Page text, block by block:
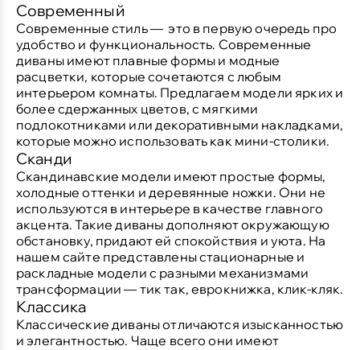
Современный
Современные стиль — это в первую очередь про
удобство и функциональность. Современные
диваны имеют плавные формы и модные
расцветки, которые сочетаются с любым
интерьером комнаты. Предлагаем модели ярких и
более сдержанных цветов, с мягкими
подлокотниками или декоративными накладками,
которые можно использовать как мини-столики.
Сканди
Скандинавские модели имеют простые формы,
холодные оттенки и деревянные ножки. Они не
используются в интерьере в качестве главного
акцента. Такие диваны дополняют окружающую
обстановку, придают ей спокойствия и уюта. На
нашем сайте представлены стационарные и
раскладные модели с разными механизмами
трансформации — тик так, еврокнижка, клик-кляк.
Классика
Классические диваны отличаются изысканностью
и элегантностью. Чаще всего они имеют